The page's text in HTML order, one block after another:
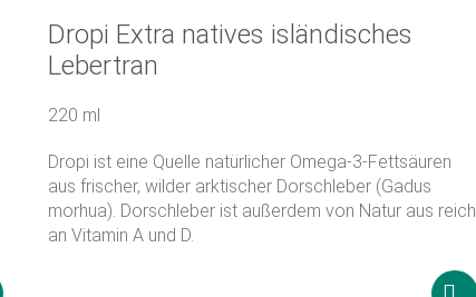
Dropi Extra natives isländisches
Lebertran
220 ml
Dropi ist eine Quelle natürlicher Omega-3-Fettsäuren
aus frischer, wilder arktischer Dorschleber (Gadus
morhua). Dorschleber ist außerdem von Natur aus reich
an Vitamin A und D.